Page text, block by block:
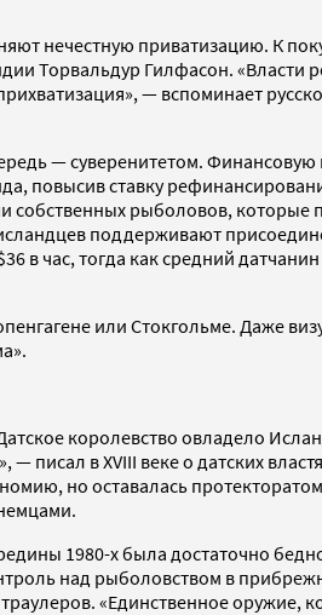
нечестную приватизацию. К
Торвальдур Гилфасон. «Власти
— вспоминает
— суверенитетом.
повысив ставку
собственных рыболовов,
поддерживают
в час, тогда как средний
или Стокгольме. Даже
королевство овладело
писал в XVIII веке о датских
но оставалась
1980-х была достаточно
над рыболовством в
«Единственное оружие,